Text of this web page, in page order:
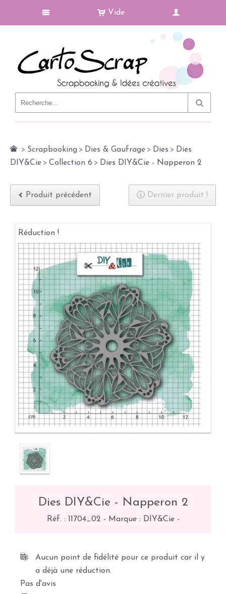
Vide
> Scrapbooking > Dies & Gaufrage > Dies > Dies
DIY&Cie > Collection 6 > Dies DIY&Cie - Napperon 2
Produit précédent Dernier produit !
Réduction !
Dies DIY&Cie - Napperon 2
Réf. : 11704_02- Marque : DIY&Cie -
Aucun point de fidélité pour ce produit car il y
a déjà une réduction.
Pas d'avis